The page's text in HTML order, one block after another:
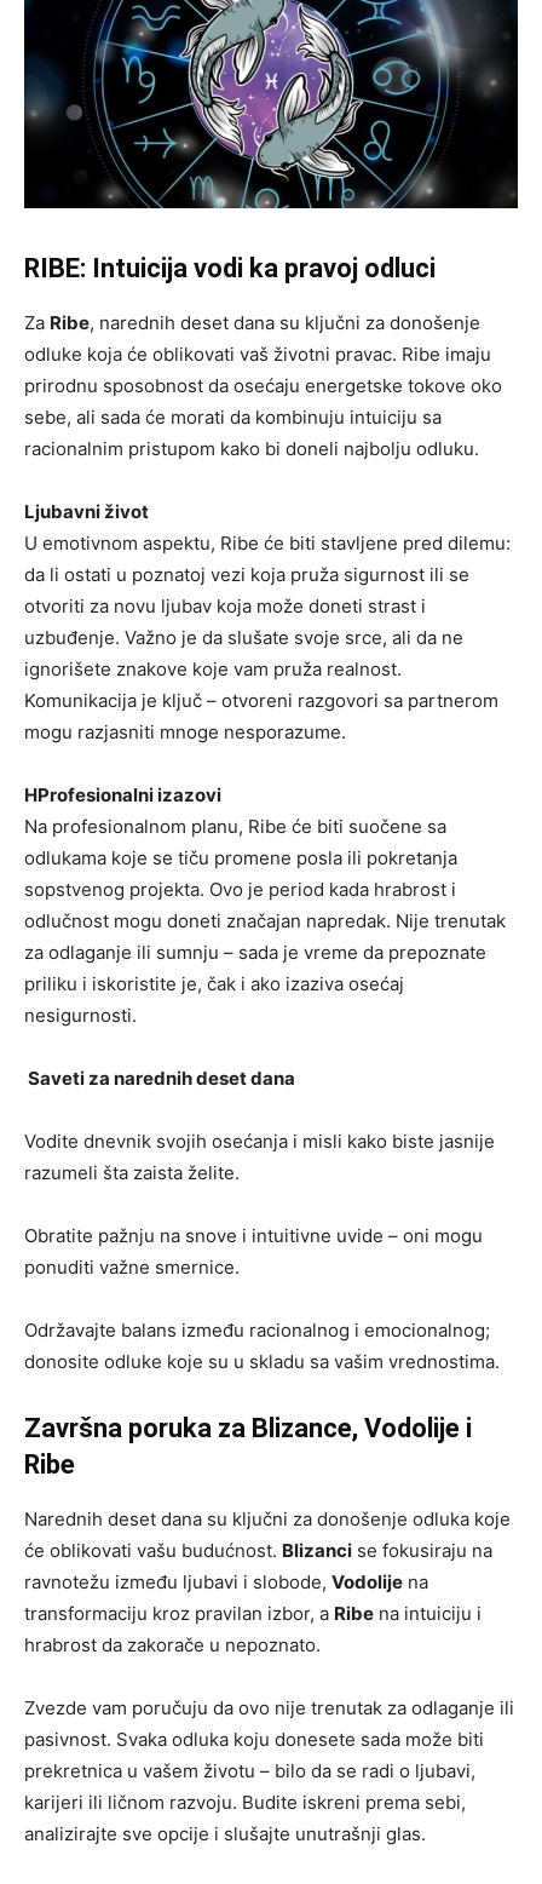
RIBE: Intuicija vodi ka pravoj odluci
Za Ribe, narednih deset dana su ključni za donošenje
odluke koja će oblikovati vaš životni pravac. Ribe imaju
prirodnu sposobnost da osećaju energetske tokove oko
sebe, ali sada će morati da kombinuju intuiciju sa
racionalnim pristupom kako bi doneli najbolju odluku.
Ljubavni život
U emotivnom aspektu, Ribe će biti stavljene pred dilemu:
da li ostati u poznatoj vezi koja pruža sigurnost ili se
otvoriti za novu ljubav koja može doneti strast i
uzbuđenje. Važno je da slušate svoje srce, ali da ne
ignorišete znakove koje vam pruža realnost.
Komunikacija je ključ – otvoreni razgovori sa partnerom
mogu razjasniti mnoge nesporazume.
HProfesionalni izazovi
Na profesionalnom planu, Ribe će biti suočene sa
odlukama koje se tiču promene posla ili pokretanja
sopstvenog projekta. Ovo je period kada hrabrost i
odlučnost mogu doneti značajan napredak. Nije trenutak
za odlaganje ili sumnju – sada je vreme da prepoznate
priliku i iskoristite je, čak i ako izaziva osećaj
nesigurnosti.
Saveti za narednih deset dana
Vodite dnevnik svojih osećanja i misli kako biste jasnije
razumeli šta zaista želite.
Obratite pažnju na snove i intuitivne uvide – oni mogu
ponuditi važne smernice.
Održavajte balans između racionalnog i emocionalnog;
donosite odluke koje su u skladu sa vašim vrednostima.
Završna poruka za Blizance, Vodolije i
Ribe
Narednih deset dana su ključni za donošenje odluka koje
će oblikovati vašu budućnost. Blizanci se fokusiraju na
ravnotežu između ljubavi i slobode, Vodolije na
transformaciju kroz pravilan izbor, a Ribe na intuiciju i
hrabrost da zakorače u nepoznato.
Zvezde vam poručuju da ovo nije trenutak za odlaganje ili
pasivnost. Svaka odluka koju donesete sada može biti
prekretnica u vašem životu – bilo da se radi o ljubavi,
karijeri ili ličnom razvoju. Budite iskreni prema sebi,
analizirajte sve opcije i slušajte unutrašnji glas.